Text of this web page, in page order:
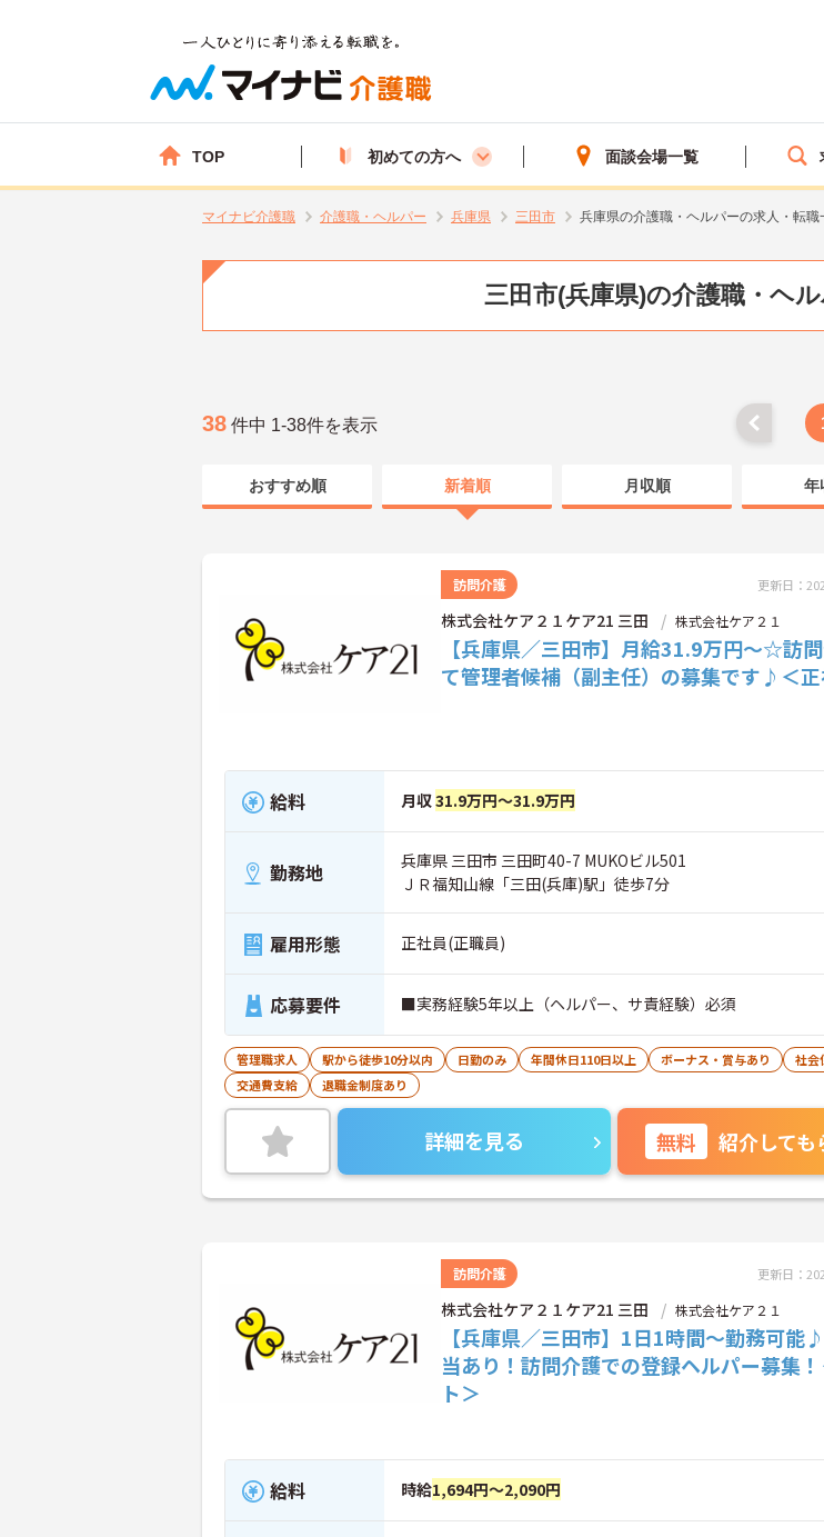
TOP 初めての方へ 面談会場一覧
マイナビ介護職 介護職・ヘルパー 兵庫県 三田市 兵庫県の介護職・ヘルパーの求人・転職
三田市(兵庫県)の介護職・ヘ
38 件中 1-38件を表示
おすすめ順 新着順 月収順 年
訪問介護 更新日：
株式会社ケア２１ケア21 三田 株式会社ケア２１
【兵庫県／三田市】月給31.9万円～☆訪
て管理者候補（副主任）の募集です♪＜正
給料 月収31.9万円～31.9万円
勤務地
兵庫県 三田市 三田町40-7 MUKOビル501
ＪＲ福知山線「三田(兵庫)駅」徒歩7分
雇用形態 正社員(正職員)
応募要件 ■実務経験5年以上（ヘルパー、サ責経験）必須
管理職求人 駅から徒歩10分以内 日勤のみ 年間休日110日以上 ボーナス・賞与あり
社会
交通費支給
退職金制度あり
詳細を見る 無料 紹介しても
訪問介護 更新日：
株式会社ケア２１ケア21 三田 株式会社ケア２１
【兵庫県／三田市】1日1時間～勤務可能
当あり！訪問介護での登録ヘルパー募集
ト＞
給料 時給1,694円～2,090円